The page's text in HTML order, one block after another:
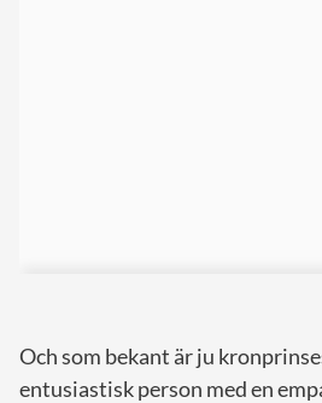
Och som bekant är ju
entusiastisk person med en